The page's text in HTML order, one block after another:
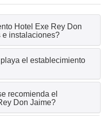
Hotel Exe Rey Don
e instalaciones?
el establecimiento
recomienda el
Don Jaime?